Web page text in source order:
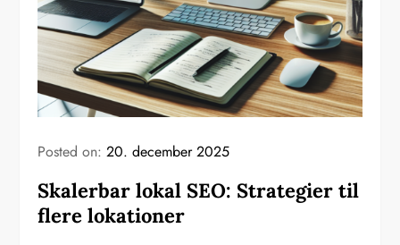
Posted on:20. december 2025
Skalerbar lokal SEO: Strategier til
flere lokationer